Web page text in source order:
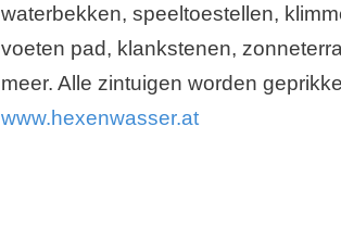
waterbekken, speeltoestellen,
voeten pad, klankstenen,
meer. Alle zintuigen worden
www.hexenwasser.at